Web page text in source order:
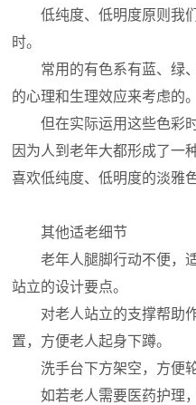
低纯度、低明度原则我们
时。
常用的有色系有蓝、绿、
的心理和生理效应来考虑的。
但在实际运用这些色彩时
因为人到老年大都形成了一
喜欢低纯度、低明度的淡雅
其他适老细节
老年人腿脚行动不便，适
站立的设计要点。
对老人站立的支撑帮助作
置，方便老人起身下蹲。
洗手台下方架空，方便轮
如若老人需要医药护理，